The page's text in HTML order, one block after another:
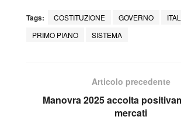
Tags: COSTITUZIONE GOVERNO
PRIMO PIANO
SISTEMA
Articolo precedente
Manovra 2025 accolta
mercati